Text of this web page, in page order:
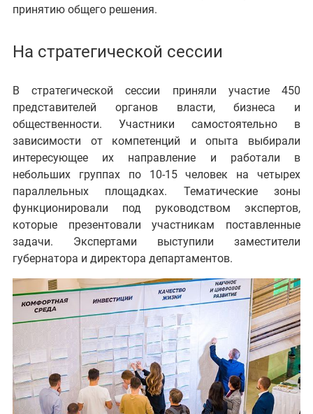
принятию общего решения.
На стратегической сессии
В стратегической сессии приняли участие 450
представителей органов власти,бизнеса и
общественности. Участники самостоятельно в
зависимости от компетенций и опыта выбирали
интересующее их направление и работали в
небольших группах по 10-15 человек на четырех
параллельных площадках. Тематические зоны
функционировали под руководством экспертов,
которые презентовали участникам поставленные
задачи. Экспертами выступилизаместители
губернатора и директора департаментов.